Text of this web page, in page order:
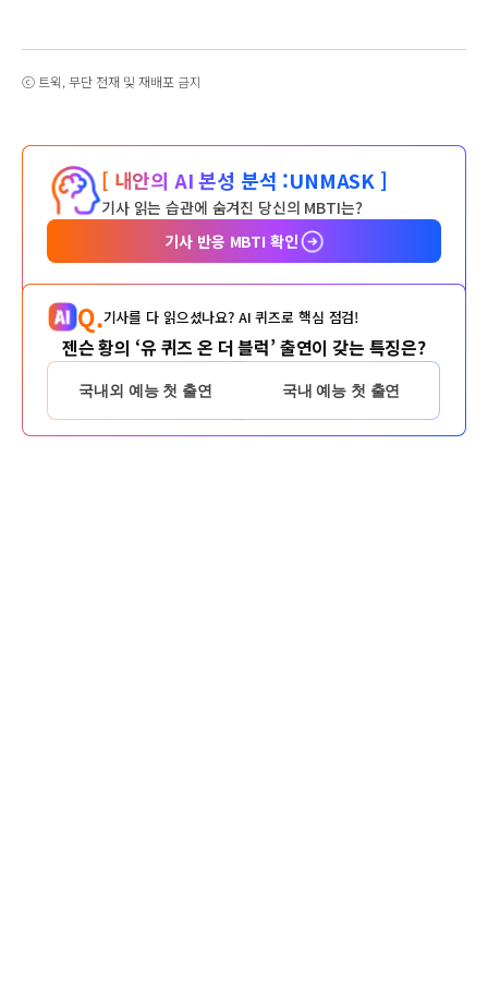
ⓒ 트윅, 무단 전재 및 재배포 금지
[ 내안의 AI 본성 분석 :UNMASK ]
기사 읽는 습관에 숨겨진 당신의 MBTI는?
기사 반응 MBTI 확인
Q.기사를 다 읽으셨나요? AI 퀴즈로 핵심 점검!
젠슨 황의 ‘유 퀴즈 온 더 블럭’ 출연이 갖는 특징은?
국내외 예능 첫 출연 국내 예능 첫 출연